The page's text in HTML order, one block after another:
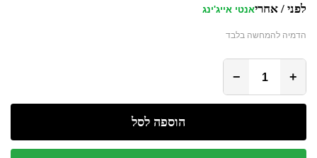
לפני / אחריאנטי אייג'ינג
לפני
הדמיה להמחשה בלבד
+
−
הוספה לסל